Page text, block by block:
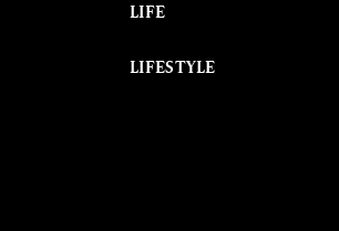
LIFE
LIFESTYLE